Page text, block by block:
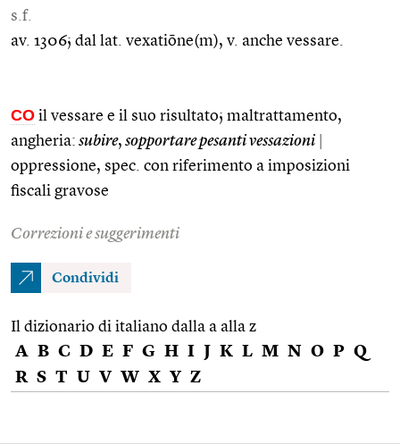
s.f.
av. 1306; dal lat. vexatiōne(m), v. anche vessare.
CO il vessare e il suo risultato; maltrattamento,
angheria: subire, sopportare pesanti vessazioni
oppressione, spec. con riferimento a imposizioni
fiscali gravose
Correzioni e suggerimenti
Condividi
Il dizionario di italiano dalla a alla z
A B C D E F G H I J K L M N O P Q
R S T U V W X Y Z